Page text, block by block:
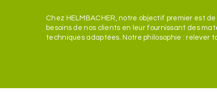
Chez HELMBACHER, notre objectif premier est
besoins de nos clients en leur fournissant des
techniques adaptées. Notre philosophie : relever